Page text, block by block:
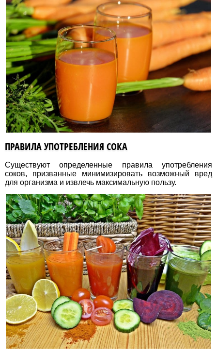
ПРАВИЛА УПОТРЕБЛЕНИЯ СОКА
Существуют определенные правила употребления
соков, призванные минимизировать возможный вред
для организма и извлечь максимальную пользу.